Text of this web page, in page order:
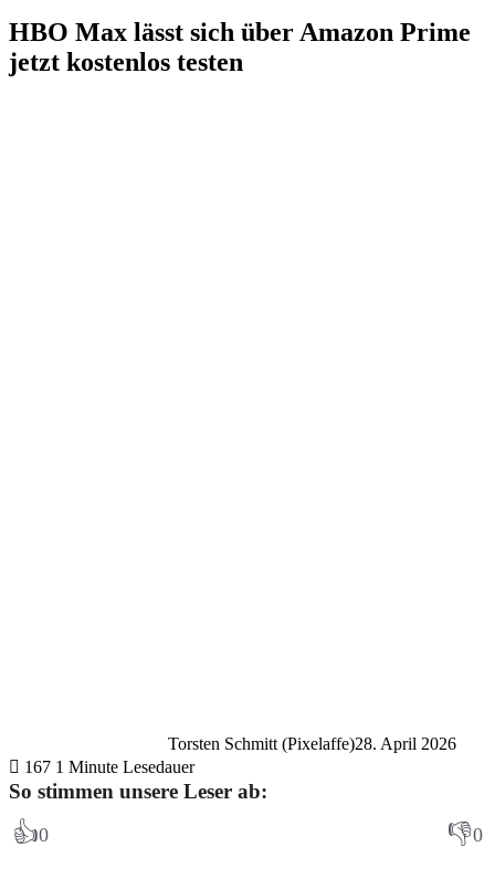
HBO Max lässt sich über Amazon Prime
jetzt kostenlos testen
Torsten Schmitt (Pixelaffe)28. April 2026
167 1 Minute Lesedauer
So stimmen unsere Leser ab:
👍0 👎0